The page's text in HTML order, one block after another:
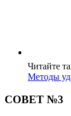
Читайте
Методы
СОВЕТ №3